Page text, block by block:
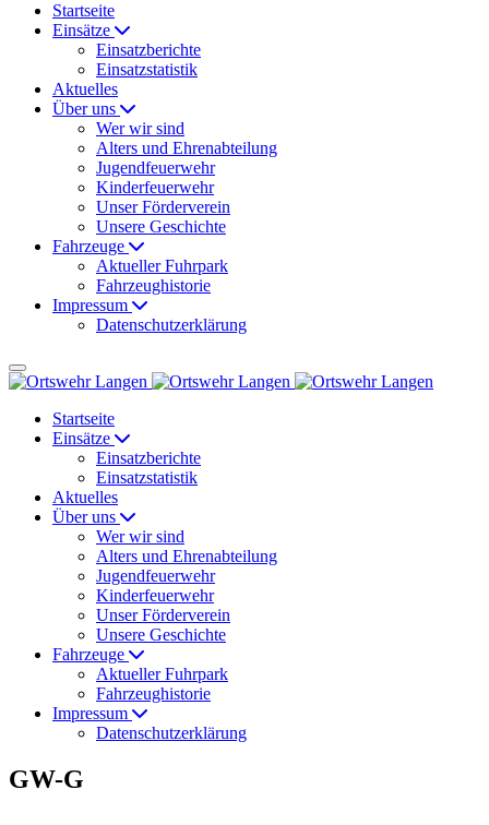
Startseite
Einsätze
Einsatzberichte
Einsatzstatistik
Aktuelles
Über uns
Wer wir sind
Alters und Ehrenabteilung
Jugendfeuerwehr
Kinderfeuerwehr
Unser Förderverein
Unsere Geschichte
Fahrzeuge
Aktueller Fuhrpark
Fahrzeughistorie
Impressum
Datenschutzerklärung
Startseite
Einsätze
Einsatzberichte
Einsatzstatistik
Aktuelles
Über uns
Wer wir sind
Alters und Ehrenabteilung
Jugendfeuerwehr
Kinderfeuerwehr
Unser Förderverein
Unsere Geschichte
Fahrzeuge
Aktueller Fuhrpark
Fahrzeughistorie
Impressum
Datenschutzerklärung
GW-G